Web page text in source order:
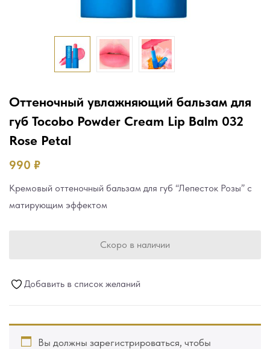
Оттеночный увлажняющий бальзам для
губ Tocobo Powder Cream Lip Balm 032
Rose Petal
990 ₽
Кремовый оттеночный бальзам для губ “Лепесток Розы” с
матирующим эффектом
Скоро в наличии
Добавить в список желаний
Вы должны зарегистрироваться, чтобы